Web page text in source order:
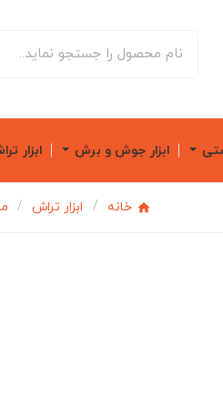
ابزار جوش و برش ابزار
خانه ابزار تراش